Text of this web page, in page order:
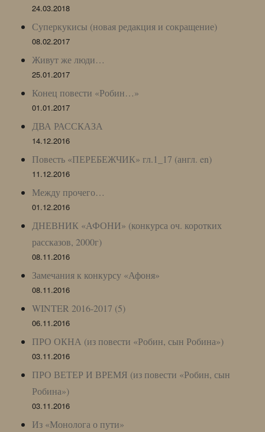
24.03.2018
Суперкукисы (новая редакция и сокращение)
08.02.2017
Живут же люди…
25.01.2017
Конец повести «Робин…»
01.01.2017
ДВА РАССКАЗА
14.12.2016
Повесть «ПЕРЕБЕЖЧИК» гл.1_17 (англ. en)
11.12.2016
Между прочего…
01.12.2016
ДНЕВНИК «АФОНИ» (конкурса оч. коротких
рассказов, 2000г)
08.11.2016
Замечания к конкурсу «Афоня»
08.11.2016
WINTER 2016-2017 (5)
06.11.2016
ПРО ОКНА (из повести «Робин, сын Робина»)
03.11.2016
ПРО ВЕТЕР И ВРЕМЯ (из повести «Робин, сын
Робина»)
03.11.2016
Из «Монолога о пути»